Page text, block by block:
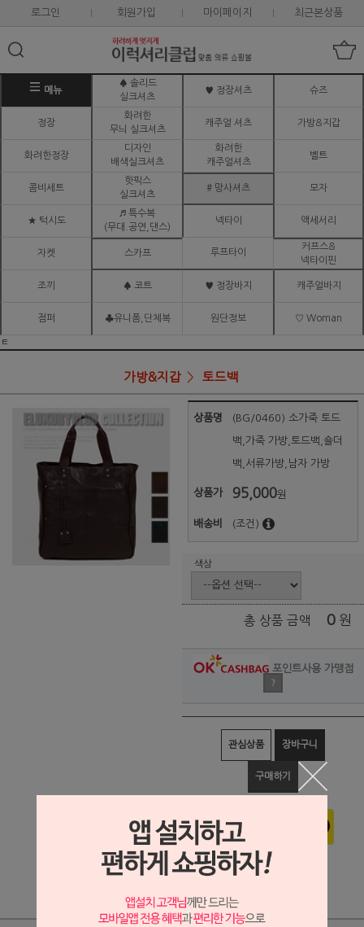
로그인 회원가입 마이페이지 최근본상품
메뉴
♠ 솔리드
실크셔츠
♥ 정장셔츠 슈즈
정장
화려한
무늬 실크셔츠
캐주얼 셔츠 가방&지갑
화려한정장
디자인
배색실크셔츠
화려한
캐주얼셔츠
벨트
콤비세트
핫픽스
실크셔츠
# 망사셔츠 모자
★ 턱시도
♬ 특수복
(무대.공연,댄스)
넥타이 액세서리
자켓 스카프 루프타이
커프스&
넥타이핀
조끼 ♠ 코트 ♥ 정장바지 캐주얼바지
점퍼 ♣유니폼,단체복 원단정보 ♡ Woman
ㅌ
가방&지갑 토드백
상품명 (BG/0460) 소가죽 토드
백,가죽 가방,토드백,숄더
백,서류가방,남자 가방
상품가 95,000원
배송비 (조건)
색상
총 상품 금액 0 원
포인트사용 가맹점
?
관심상품 장바구니
구매하기